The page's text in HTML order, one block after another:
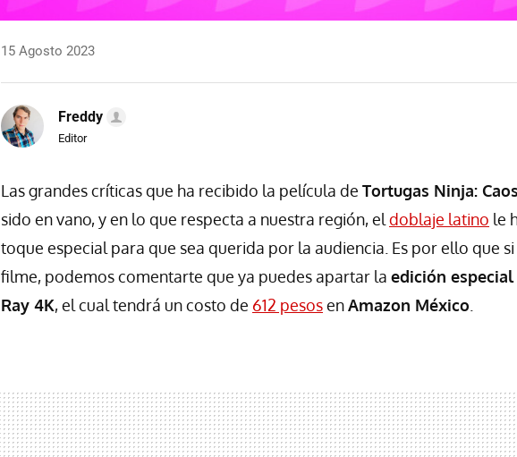
15 Agosto 2023
Freddy
Editor
Las grandes críticas que ha recibido la película de Tortugas Ninja:
sido en vano, y en lo que respecta a nuestra región, el doblaje latino le
toque especial para que sea querida por la audiencia. Es por ello que
filme, podemos comentarte que ya puedes apartar la edición especial
Ray 4K, el cual tendrá un costo de 612 pesosenAmazon México